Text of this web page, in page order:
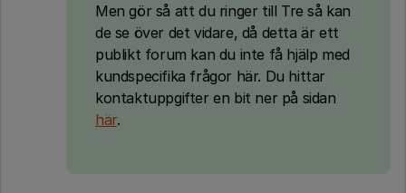
Men gör så att du ringer till Tre så kan
de se över det vidare, då detta är ett
publikt forum kan du inte få hjälp med
kundspecifika frågor här. Du hittar
kontaktuppgifter en bit ner på sidan
här.